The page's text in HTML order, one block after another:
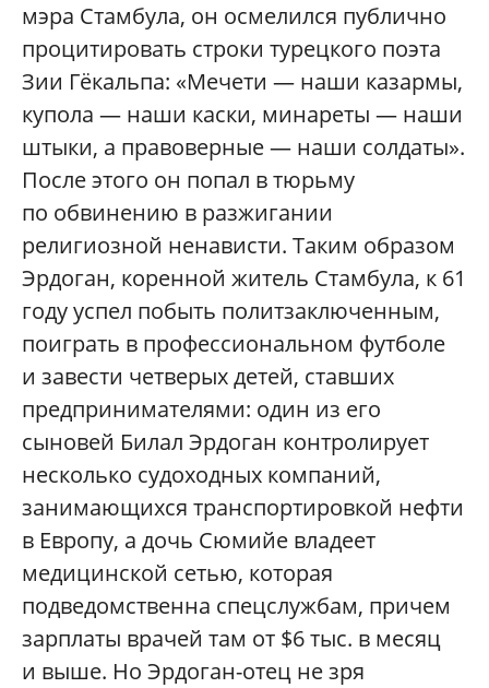
мэра Стамбула, он осмелился публично
процитировать строки турецкого поэта
Зии Гёкальпа: «Мечети — наши казармы,
купола — наши каски, минареты — наши
штыки, а правоверные — наши солдаты».
После этого он попал в тюрьму
по обвинению в разжигании
религиозной ненависти. Таким образом
Эрдоган, коренной житель Стамбула, к 61
году успел побыть политзаключенным,
поиграть в профессиональном футболе
и завести четверых детей, ставших
предпринимателями: один из его
сыновей Билал Эрдоган контролирует
несколько судоходных компаний,
занимающихся транспортировкой нефти
в Европу, а дочь Сюмийе владеет
медицинской сетью, которая
подведомственна спецслужбам, причем
зарплаты врачей там от $6 тыс. в месяц
и выше. Но Эрдоган-отец не зря